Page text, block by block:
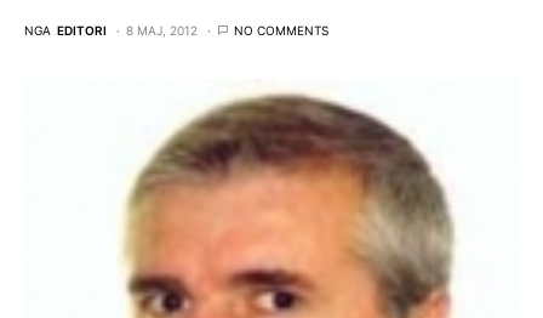
NGA EDITORI 8 MAJ, 2012 NO COMMENTS